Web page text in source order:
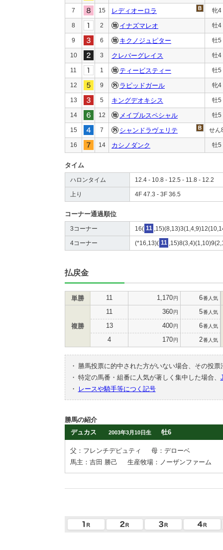
7 15 レディオーロラ 牝4
8 2 イナズマレオ 牡4
9 6 キクノジュピター 牡5
10 3 クレバーグレイス 牡4
11 1 ティービスティー 牡5
12 9 ラピッドガール 牝4
13 5 キングデオキシス 牡5
14 12 メイプルスペシャル 牡5
15 7 シャンドラヴェリテ せん
16 14 カシノダンク 牡5
タイム
ハロンタイム 12.4 - 10.8 - 12.5 - 11.8 - 12.2
上り 4F 47.3 - 3F 36.5
コーナー通過順位
3コーナー 16( 11
4コーナー (*16,13)( 11
払戻金
単勝 11 1,170円 6番人気
複勝
11 360円 5番人気
13 400円 6番人気
4 170円 2番人気
・
勝馬投票に的中された方がいない場合、その投
・ 特定の馬番・組番に人気が著しく集中した場合、
・
レースや騎手等につく記号
勝馬の紹介
デュカス
2003年3月10日生 牡6
父：フレンチデピュティ
母：デローベ
馬主：吉田 勝己
生産牧場：ノーザンファーム